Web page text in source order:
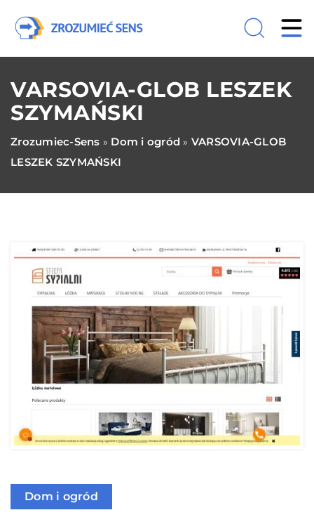
VARSOVIA-GLOB LESZEK
SZYMAŃSKI
Zrozumiec-Sens » Dom i ogród » VARSOVIA-GLOB
LESZEK SZYMAŃSKI
Dom i ogród